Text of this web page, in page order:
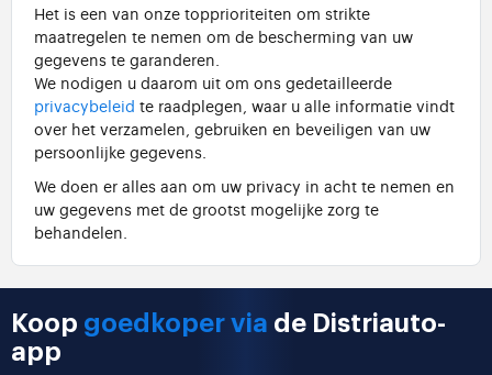
Het is een van onze topprioriteiten om strikte
maatregelen te nemen om de bescherming van uw
gegevens te garanderen.
We nodigen u daarom uit om ons gedetailleerde
privacybeleid te raadplegen, waar u alle informatie vindt
over het verzamelen, gebruiken en beveiligen van uw
persoonlijke gegevens.
We doen er alles aan om uw privacy in acht te nemen en
uw gegevens met de grootst mogelijke zorg te
behandelen.
Koop goedkoper via de Distriauto-
app